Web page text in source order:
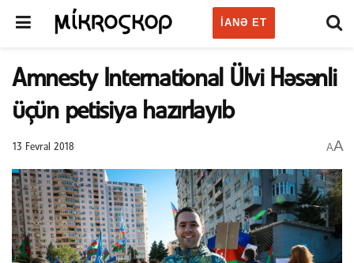
IANƏ ET
Amnesty International Ülvi Həsənli
üçün petisiya hazırlayıb
13 Fevral 2018 AA